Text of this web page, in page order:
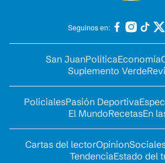
Seguinos en:
San JuanPolíticaEconomía
Suplemento Verde
PolicialesPasión Deportiva
El MundoRecetasEn
Cartas del lectorOpinion
TendenciaEstado del